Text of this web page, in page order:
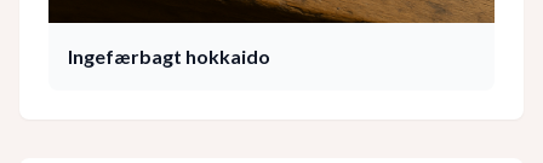
Ingefærbagt hokkaido